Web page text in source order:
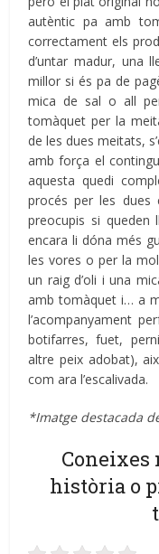
autèntic pa amb
correctament els
d’untar madur, una
millor si és pa de
mica de sal o all
tomàquet per la
de les dues meitats,
amb força el
aquesta quedi
procés per les
preocupis si
encara li dóna més
les vores o per la
un raig d’oli i una
amb tomàquet i… a
l’acompanyament
botifarres, fuet,
altre peix adobat),
com ara l’escalivada.
*Imatge destacada
Coneixes
història o